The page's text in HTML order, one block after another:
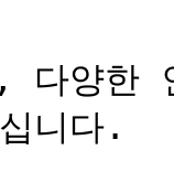
다양한
니다.